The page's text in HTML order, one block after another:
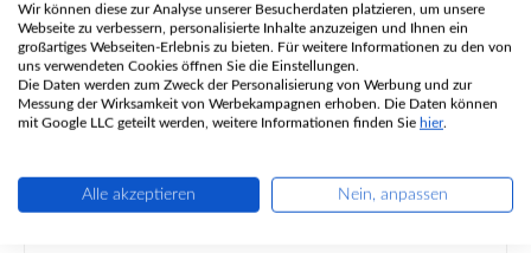
Produktgalerie überspringen
Ähnliche Artikel
Wir können diese zur Analyse unserer Besucherdaten platzieren, um unsere
Webseite zu verbessern, personalisierte Inhalte anzuzeigen und Ihnen ein
großartiges Webseiten-Erlebnis zu bieten. Für weitere Informationen zu den von
uns verwendeten Cookies öffnen Sie die Einstellungen.
Die Daten werden zum Zweck der Personalisierung von Werbung und zur
Messung der Wirksamkeit von Werbekampagnen erhoben. Die Daten können
mit Google LLC geteilt werden, weitere Informationen finden Sie hier.
Alle akzeptieren Nein, anpassen